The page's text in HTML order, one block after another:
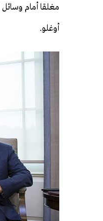
مغلقا أمام وسائل
أوغلو.